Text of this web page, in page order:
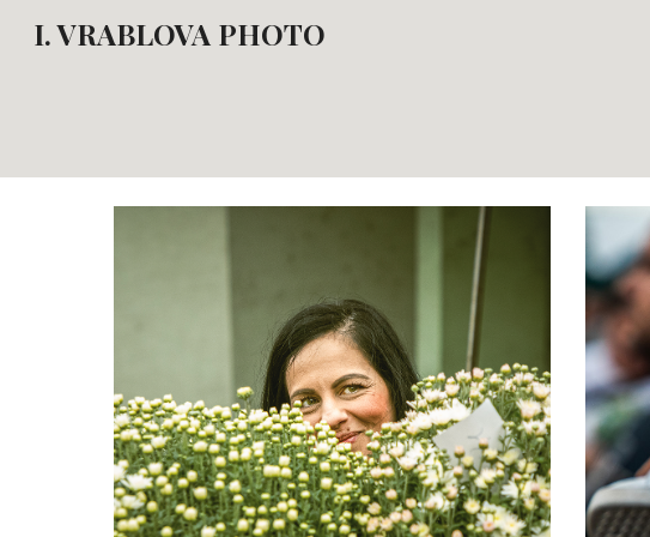
I. VRABLOVA PHOTO